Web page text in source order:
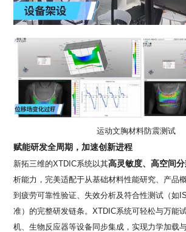
运动文胸材料防震测试
赋能研发全周期，加速创新进程
新拓三维的XTDIC系统以其高灵敏度、高空间
析能力，完美适配于从基础材料性能研究、产品
到疲劳可靠性验证、失效分析及符合性测试（如
准）的完整研发链条。XTDIC系统可轻松与万能
机、生物反应器等设备同步集成，实现力学加载